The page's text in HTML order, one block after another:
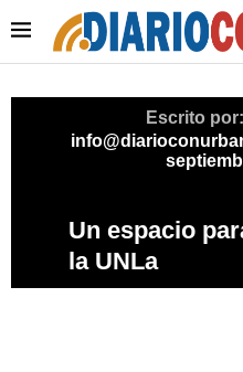
Escrito por:
Un espacio
la UNLa